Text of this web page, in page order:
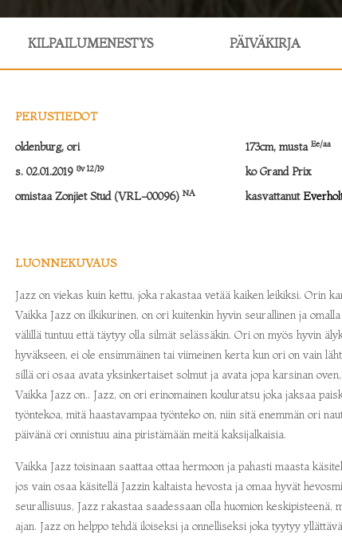
KILPAILUMENESTYS PÄIVÄKIRJA
PERUSTIEDOT
oldenburg, ori 173cm, musta Ee/aa
s. 02.01.2019 8v 12/19
ko Grand Prix
omistaa Zonjiet Stud (VRL-00096) NA kasvattanut
LUONNEKUVAUS
Jazz on viekas kuin kettu, joka rakastaa vetää kaiken leikiksi. Orin
Vaikka Jazz on ilkikurinen, on ori kuitenkin hyvin seurallinen ja
välillä tuntuu että täytyy olla silmät selässäkin. Ori on myös hyvin
hyväkseen, ei ole ensimmäinen tai viimeinen kerta kun ori on vain
sillä ori osaa avata yksinkertaiset solmut ja avata jopa karsinan
Vaikka Jazz on.. Jazz, on ori erinomainen kouluratsu joka jaksaa
työntekoa, mitä haastavampaa työnteko on, niin sitä enemmän ori
päivänä ori onnistuu aina piristämään meitä kaksijalkaisia.
Vaikka Jazz toisinaan saattaa ottaa hermoon ja pahasti maasta
jos vain osaa käsitellä Jazzin kaltaista hevosta ja omaa hyvät
seurallisuus, Jazz rakastaa saadessaan olla huomion keskipisteenä,
ajan. Jazz on helppo tehdä iloiseksi ja onnelliseksi joka tyytyy